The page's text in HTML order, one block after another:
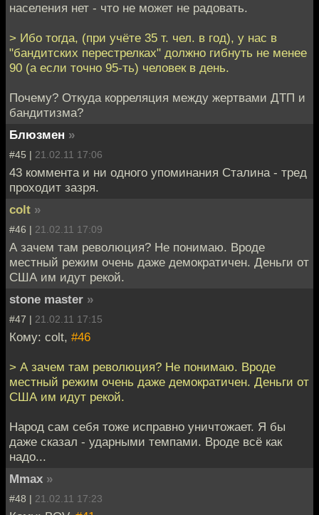
населения нет - что не может не радовать.
> Ибо тогда, (при учёте 35 т. чел. в год), у нас в
"бандитских перестрелках" должно гибнуть не менее
90 (а если точно 95-ть) человек в день.
Почему? Откуда корреляция между жертвами ДТП и
бандитизма?
Блюзмен »
#45 | 21.02.11 17:06
43 коммента и ни одного упоминания Сталина - тред
проходит зазря.
colt »
#46 | 21.02.11 17:09
А зачем там революция? Не понимаю. Вроде
местный режим очень даже демократичен. Деньги от
США им идут рекой.
stone master »
#47 | 21.02.11 17:15
Кому: colt, #46
> А зачем там революция? Не понимаю. Вроде
местный режим очень даже демократичен. Деньги от
США им идут рекой.
Народ сам себя тоже исправно уничтожает. Я бы
даже сказал - ударными темпами. Вроде всё как
надо...
Mmax »
#48 | 21.02.11 17:23